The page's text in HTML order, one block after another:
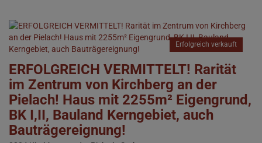
Erfolgreich verkauft
ERFOLGREICH VERMITTELT! Rarität
im Zentrum von Kirchberg an der
Pielach! Haus mit 2255m² Eigengrund,
BK I,II, Bauland Kerngebiet, auch
Bauträgereignung!